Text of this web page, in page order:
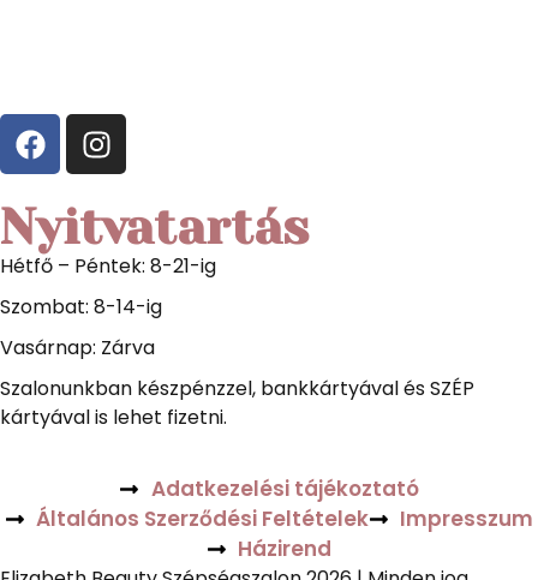
Nyitvatartás
Hétfő – Péntek: 8-21-ig
Szombat: 8-14-ig
Vasárnap: Zárva
Szalonunkban készpénzzel, bankkártyával és SZÉP
kártyával is lehet fizetni.
Adatkezelési tájékoztató
Általános Szerződési Feltételek
Impresszum
Házirend